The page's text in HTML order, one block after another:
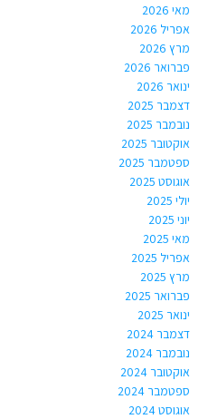
מאי 2026
אפריל 2026
מרץ 2026
פברואר 2026
ינואר 2026
דצמבר 2025
נובמבר 2025
אוקטובר 2025
ספטמבר 2025
אוגוסט 2025
יולי 2025
יוני 2025
מאי 2025
אפריל 2025
מרץ 2025
פברואר 2025
ינואר 2025
דצמבר 2024
נובמבר 2024
אוקטובר 2024
ספטמבר 2024
אוגוסט 2024